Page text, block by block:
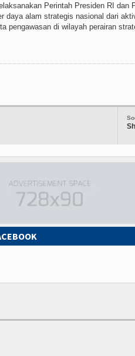
Perintah Presiden RI
daya alam strategis nasional dari
pengawasan di wilayah perairan